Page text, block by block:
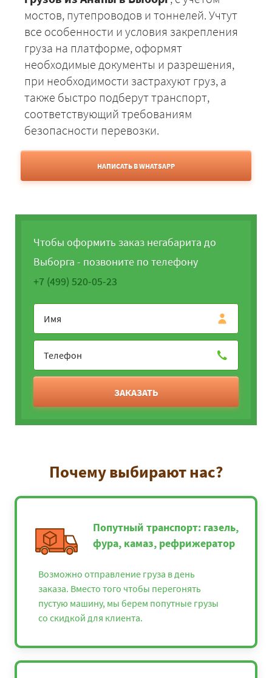
мостов, путепроводов и тоннелей. Учтут
все особенности и условия закрепления
груза на платформе, оформят
необходимые документы и разрешения,
при необходимости застрахуют груз, а
также быстро подберут транспорт,
соответствующий требованиям
безопасности перевозки.
НАПИСАТЬ В WHATSAPP
Чтобы оформить заказ негабарита до
Выборга - позвоните по телефону
+7 (499) 520-05-23
ЗАКАЗАТЬ
Почему выбирают нас?
Попутный транспорт: газель,
фура, камаз, рефрижератор
Возможно отправление груза в день
заказа. Вместо того чтобы перегонять
пустую машину, мы берем попутные грузы
со скидкой для клиента.